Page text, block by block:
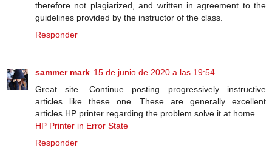
therefore not plagiarized, and written in agreement to the
guidelines provided by the instructor of the class.
Responder
sammer mark 15 de junio de 2020 a las 19:54
Great site. Continue posting progressively instructive
articles like these one. These are generally excellent
articles HP printer regarding the problem solve it at home.
HP Printer in Error State
Responder